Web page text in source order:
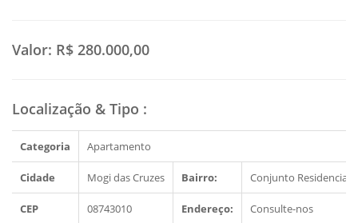
Valor: R$ 280.000,00
Localização & Tipo :
Categoria Apartamento
Cidade Mogi das Cruzes Bairro: Conjunto Residencial
CEP 08743010 Endereço: Consulte-nos